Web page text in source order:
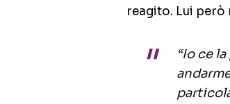
reagito. Lui però
“Io ce